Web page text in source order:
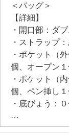
（熱可塑性エ
工をほどこし
す。約６Ｌの
にもはっ水加
物収納に便利。
＜バッグ＞
【詳細】
・開口部：ダ
・ストラップ：
・ポケット（
個、オープン１
・ポケット（
個、ペン挿し１
・底びょう：
・ナスカン付ス
・Ｄカン